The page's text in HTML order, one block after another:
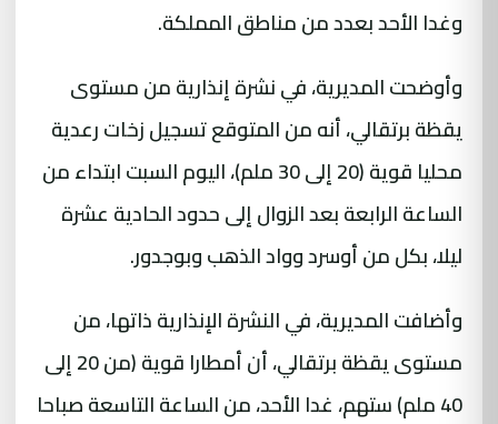
وغدا الأحد بعدد من مناطق المملكة.
وأوضحت المديرية، في نشرة إنذارية من مستوى
يقظة برتقالي، أنه من المتوقع تسجيل زخات رعدية
محليا قوية (20 إلى 30 ملم)، اليوم السبت ابتداء من
الساعة الرابعة بعد الزوال إلى حدود الحادية عشرة
ليلا، بكل من أوسرد وواد الذهب وبوجدور.
وأضافت المديرية، في النشرة الإنذارية ذاتها، من
مستوى يقظة برتقالي، أن أمطارا قوية (من 20 إلى
40 ملم) ستهم، غدا الأحد، من الساعة التاسعة صباحا